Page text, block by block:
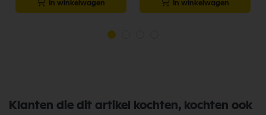
In winkelwagen In winkelwagen
Klanten die dit artikel kochten, kochten ook